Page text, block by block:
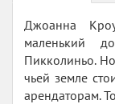
Джоанна
маленький
Пикколиньо.
чьей земле
арендаторам.